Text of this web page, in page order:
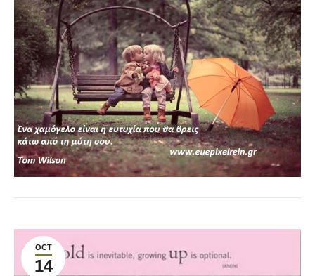
OCT
14